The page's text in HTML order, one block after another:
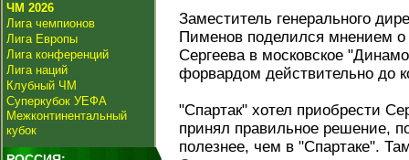
ЧМ 2026
Лига чемпионов
Лига Европы
Лига конференций
Лига наций
Клубный ЧМ
Суперкубок УЕФА
Межконтинентальный
кубок
Заместитель генерального
Пименов поделился мнением
Сергеева в московское
форвардом действительно до
"Спартак" хотел приобрести
принял правильное решение,
полезнее, чем в "Спартаке".